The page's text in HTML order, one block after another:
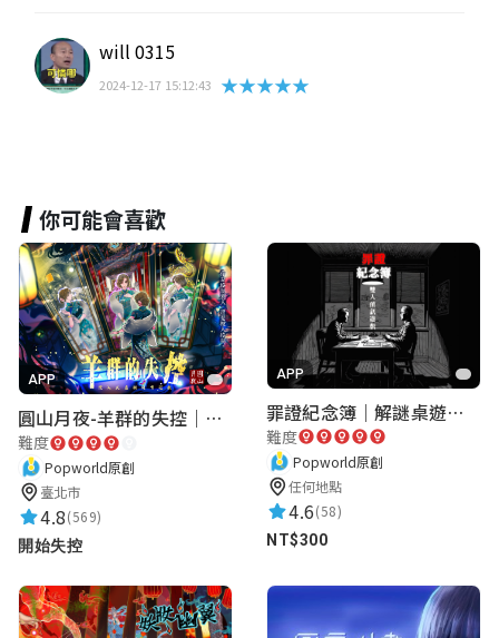
will 0315
2024-12-17 15:12:43 ★★★★★
你可能會喜歡
APP
圓山月夜-羊群的失控｜圓山飯店 ARG實境解謎遊戲
難度
Popworld原創
臺北市
4.8(569)
開始失控
APP
罪證紀念簿｜解謎桌遊｜警匪偵訊｜室內遊戲
難度
Popworld原創
任何地點
4.6(58)
NT$300